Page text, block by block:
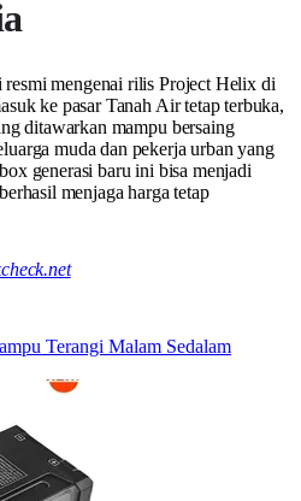
mengenai rilis Project Helix di
ke pasar Tanah Air tetap terbuka,
ditawarkan mampu bersaing
muda dan pekerja urban yang
generasi baru ini bisa menjadi
menjaga harga tetap
Terangi Malam Sedalam